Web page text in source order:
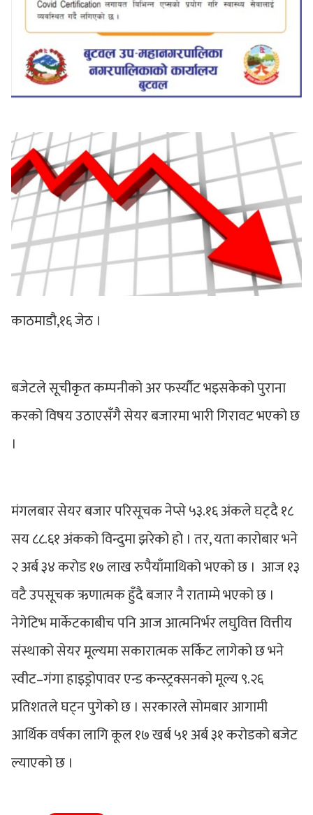
काठमाडौ,१६ जेठ ।
बजेटले सूचीकृत कम्पनीको अर फर्स्यौट भइसकेको पुराना
करको विषय उठाएसँगै सेयर बजारमा भारी गिरावट भएको छ
।
मंगलबार सेयर बजार परिसूचक नेप्से ५३.१६ अंकले घट्दै १८
सय ८८.६१ अंकको विन्दुमा झरेको हो । तर, यता कारोबार भने
२ अर्ब ३४ करोड १७ लाख रुपैयाँमाथिको भएको छ । आज १३
वटै उपसूचक ऋणात्मक हुँदै बजार नै राताम्मे भएको छ ।
नेगेटिभ मार्केटकाबीच पनि आज आत्मनिर्भर लघुवित्त वित्तीय
संस्थाको सेयर मूल्यमा सकारात्मक सर्किट लागेको छ भने
स्वीट–गंगा हाइड्रोपावर एन्ड कन्स्ट्रक्सनको मूल्य ९.२६
प्रतिशतले घट्न पुगेको छ । सरकारले सोमबार आगामी
आर्थिक वर्षका लागि कूल १७ खर्ब ५१ अर्ब ३१ करोडको बजेट
ल्याएको छ ।